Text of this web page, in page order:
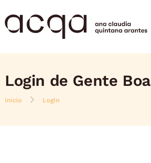
Login de Gente Boa
Início Login